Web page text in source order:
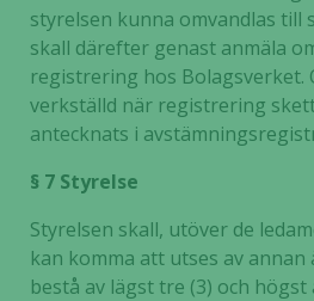
styrelsen kunna omvandlas till
skall därefter genast anmäla
registrering hos Bolagsverket.
verkställd när registrering
antecknats i
§ 7 Styrelse
Styrelsen skall, utöver de
kan komma att utses av annan
bestå av lägst tre (3) och högst